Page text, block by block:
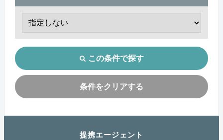
この条件で探す
条件をクリアする
提携エージェント